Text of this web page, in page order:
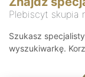
Plebiscyt skupia
Szukasz
wyszukiwarkę.